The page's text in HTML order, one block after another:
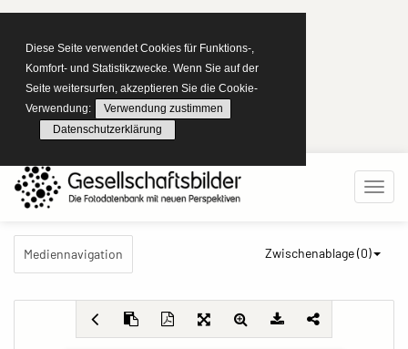
Diese Seite verwendet Cookies für Funktions-,
Komfort- und Statistikzwecke. Wenn Sie auf der
Seite weitersurfen, akzeptieren Sie die Cookie-
Verwendung:
Verwendung zustimmen
Datenschutzerklärung
Mediennavigation Zwischenablage (0)